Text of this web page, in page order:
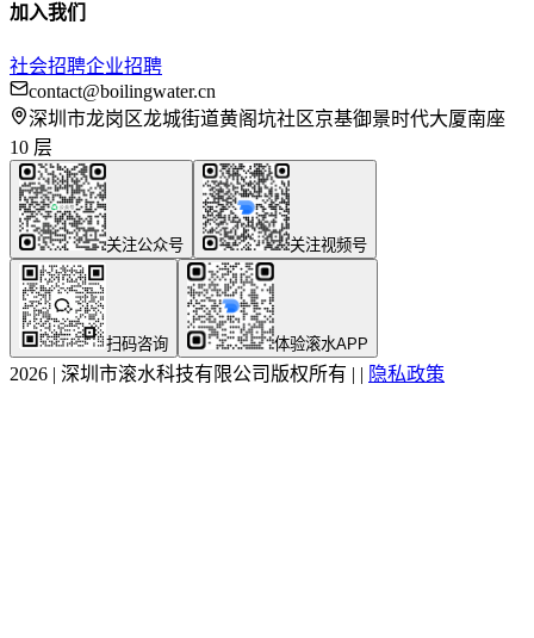
加入我们
社会招聘企业招聘
contact@boilingwater.cn
深圳市龙岗区龙城街道黄阁坑社区京基御景时代大厦南座
10 层
关注公众号 关注视频号
扫码咨询 体验滚水APP
2026 | 深圳市滚水科技有限公司版权所有 | | 隐私政策